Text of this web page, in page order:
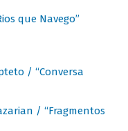
que Navego”
/ “Conversa
/ “Fragmentos